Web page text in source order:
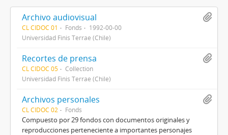
Archivo audiovisual
CL CIDOC 01 Fonds
1992-00-00
Universidad Finis Terrae (Chile)
Recortes de prensa
CL CIDOC 05
Collection
Universidad Finis Terrae (Chile)
Archivos personales
CL CIDOC 02 Fonds
Compuesto por 29 fondos con documentos originales y
reproducciones perteneciente a importantes personajes